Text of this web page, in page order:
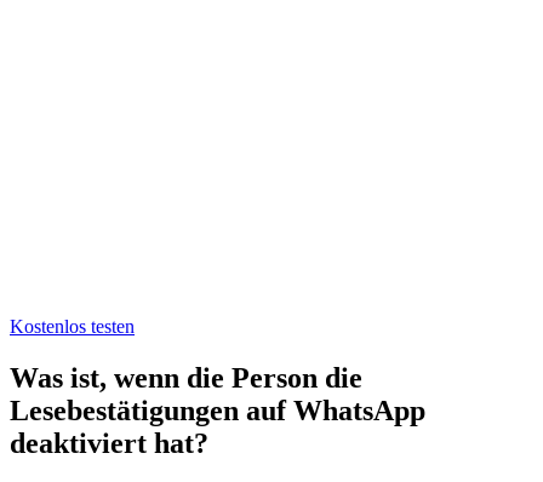
Kostenlos testen
Was ist, wenn die Person die
Lesebestätigungen auf WhatsApp
deaktiviert hat?